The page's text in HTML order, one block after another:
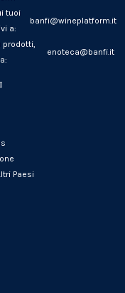
tuoi
a:
banfi@wineplatform.it
prodotti,
enoteca@banfi.it
Paesi